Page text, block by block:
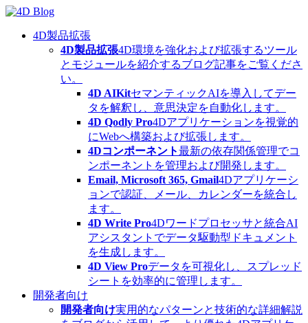
Skip
content4D製品拡張
4D製品拡張4D環境を強化および拡張するツール
とモジュールを紹介するブログ記事をご覧くださ
い。
4D AIKitセマンティックAIを導入してデー
タを解釈し、意思決定を自動化します。
4D Qodly Pro4Dアプリケーションを視覚的
にWebへ構築および拡張します。
4Dコンポーネント最新の依存関係管理でコ
ンポーネントを管理および開発します。
Email, Microsoft 365, Gmail4Dアプリケーシ
ョンで認証、メール、カレンダーを統合し
ます。
4D Write Pro4Dワードプロセッサと統合AI
アシスタントでデータ駆動型ドキュメント
を生成します。
4D View Proデータを可視化し、スプレッド
シートを効率的に管理します。
開発者向け
開発者向け実用的なパターンと技術的な詳細解説